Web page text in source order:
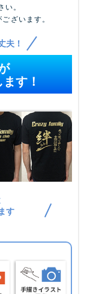
。
ざいます。
夫！
す！
す